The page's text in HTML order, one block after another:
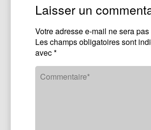
Laisser un
Votre adresse e-mail ne sera
Les champs obligatoires sont
avec*